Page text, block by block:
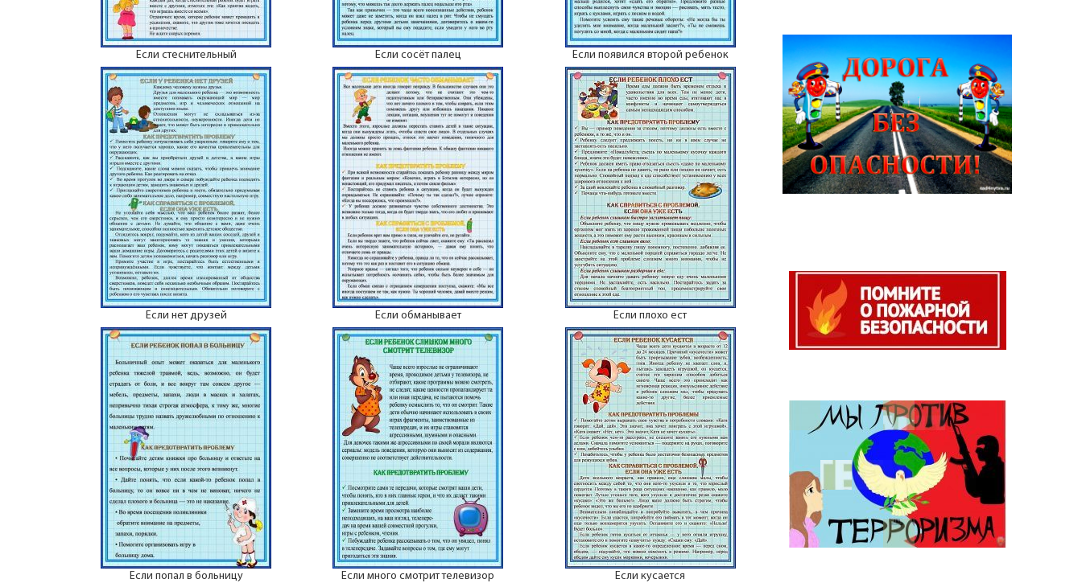
Если стеснительный Если сосёт палец Если появился второй ребенок
Если нет друзей Если обманывает Если плохо ест
Если попал в больницу Если много смотрит телевизор Если кусается